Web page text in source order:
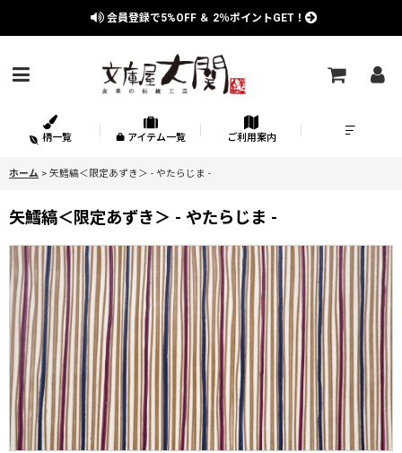
会員登録で5%OFF ＆ 2％ポイントGET！
柄一覧 アイテム一覧 ご利用案内
ホーム > 矢鱈縞＜限定あずき＞ - やたらじま -
矢鱈縞＜限定あずき＞ - やたらじま -